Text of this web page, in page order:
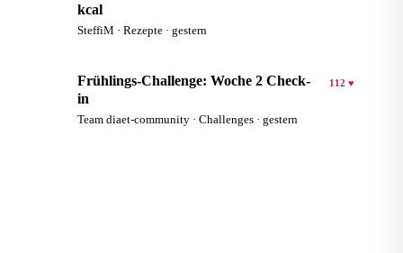
kcal
SteffiM · Rezepte · gestern
Frühlings-Challenge: Woche 2 Check-
in
Team diaet-community · Challenges · gestern
112 ♥